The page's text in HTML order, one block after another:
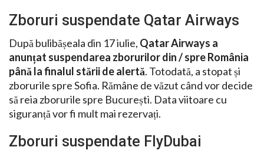
Zboruri suspendate Qatar Airways
După bulibășeala din 17 iulie, Qatar Airways a
anunțat suspendarea zborurilor din / spre România
până la finalul stării de alertă. Totodată, a stopat și
zborurile spre Sofia. Rămâne de văzut când vor decide
să reia zborurile spre București. Data viitoare cu
siguranță vor fi mult mai rezervați.
Zboruri suspendate FlyDubai